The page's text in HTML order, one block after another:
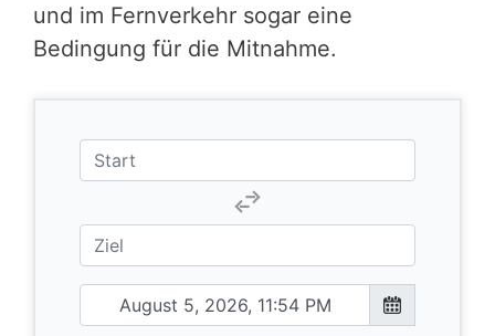
und im Fernverkehr sogar eine
Bedingung für die Mitnahme.